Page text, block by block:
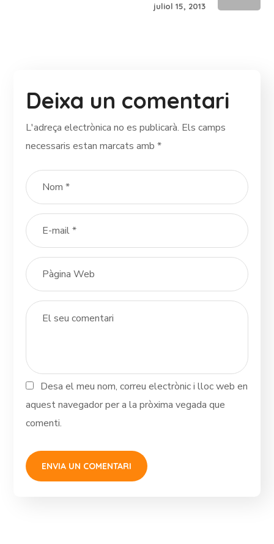
juliol 15, 2013
Deixa un comentari
L'adreça electrònica no es publicarà. Els camps
necessaris estan marcats amb*
Desa el meu nom, correu electrònic i lloc web en
aquest navegador per a la pròxima vegada que
comenti.